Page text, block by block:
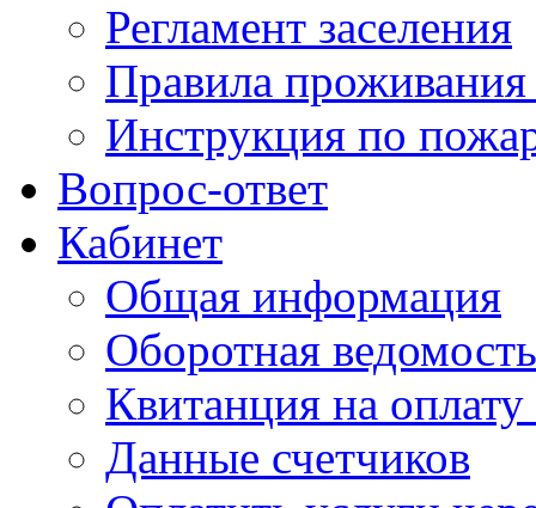
Регламент заселения
Правила
Инструкция по
Вопрос-ответ
Кабинет
Общая информация
Оборотная ведомость
Квитанция на
Данные счетчиков